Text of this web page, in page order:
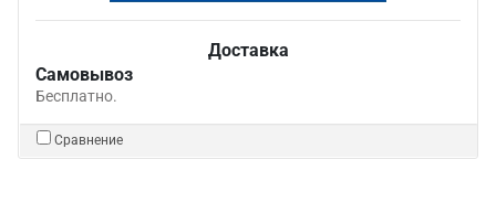
Доставка
Самовывоз
Бесплатно.
Сравнение